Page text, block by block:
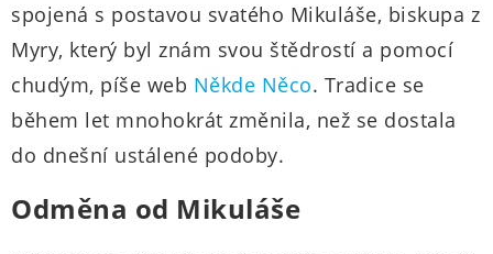
spojená s postavou svatého Mikuláše, biskupa z
Myry, který byl znám svou štědrostí a pomocí
chudým, píše web Někde Něco. Tradice se
během let mnohokrát změnila, než se dostala
do dnešní ustálené podoby.
Odměna od Mikuláše